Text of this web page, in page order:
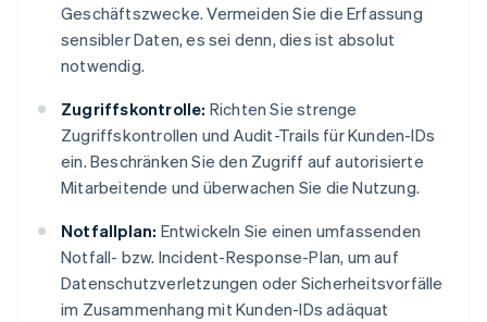
Geschäftszwecke. Vermeiden Sie die Erfassung
sensibler Daten, es sei denn, dies ist absolut
notwendig.
Zugriffskontrolle: Richten Sie strenge
Zugriffskontrollen und Audit-Trails für Kunden-IDs
ein. Beschränken Sie den Zugriff auf autorisierte
Mitarbeitende und überwachen Sie die Nutzung.
Notfallplan: Entwickeln Sie einen umfassenden
Notfall- bzw. Incident-Response-Plan, um auf
Datenschutzverletzungen oder Sicherheitsvorfälle
im Zusammenhang mit Kunden-IDs adäquat